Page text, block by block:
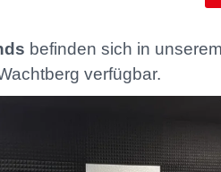
befinden sich in
verfügbar.